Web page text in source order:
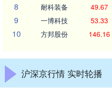
8 耐科装备 49.67
9 一博科技 53.33
10 方邦股份 146.16
沪深京行情 实时轮播